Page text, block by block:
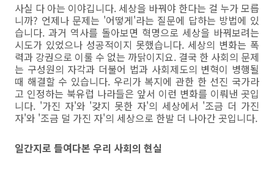
사실 다 아는 이야깁니다. 세상을 바꿔야 한다는 걸 누가 모릅
니까? 언제나 문제는 '어떻게'라는 질문에 답하는 방법에 있
습니다. 과거 역사를 돌아보면 혁명으로 세상을 바꿔보려는
시도가 있었으나 성공적이지 못했습니다. 세상의 변화는 폭
력과 강권으로 이룰 수 없는 까닭이지요. 결국 한 사회의 문제
는 구성원의 자각과 더불어 법과 사회제도의 변혁이 병행될
때 해결할 수 있습니다. 우리가 복지에 관한 한 선진 국가라
고 인정하는 북유럽 나라들은 앞서 이런 변화를 이뤄낸 곳입
니다. '가진 자'와 '갖지 못한 자'의 세상에서 '조금 더 가진
자'와 '조금 덜 가진 자'의 세상으로 한발 더 나아간 곳입니다.
일간지로 들여다본 우리 사회의 현실